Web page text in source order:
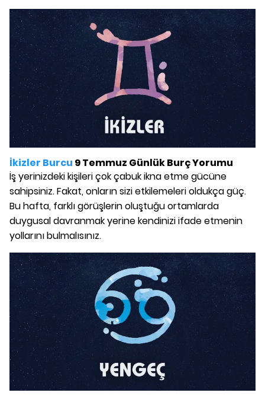
İkizler Burcu 9 Temmuz Günlük Burç Yorumu
İş yerinizdeki kişileri çok çabuk ikna etme gücüne
sahipsiniz. Fakat, onların sizi etkilemeleri oldukça güç.
Bu hafta, farklı görüşlerin oluştuğu ortamlarda
duygusal davranmak yerine kendinizi ifade etmenin
yollarını bulmalısınız.